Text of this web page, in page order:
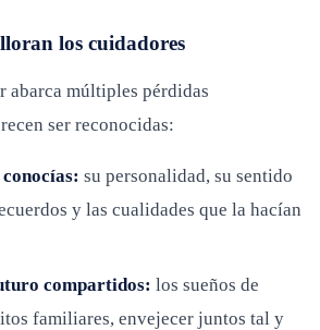
los cuidadores
abarca múltiples pérdidas
ser reconocidas:
su personalidad, su sentido
y las cualidades que la hacían
compartidos: los sueños de
familiares, envejecer juntos tal y